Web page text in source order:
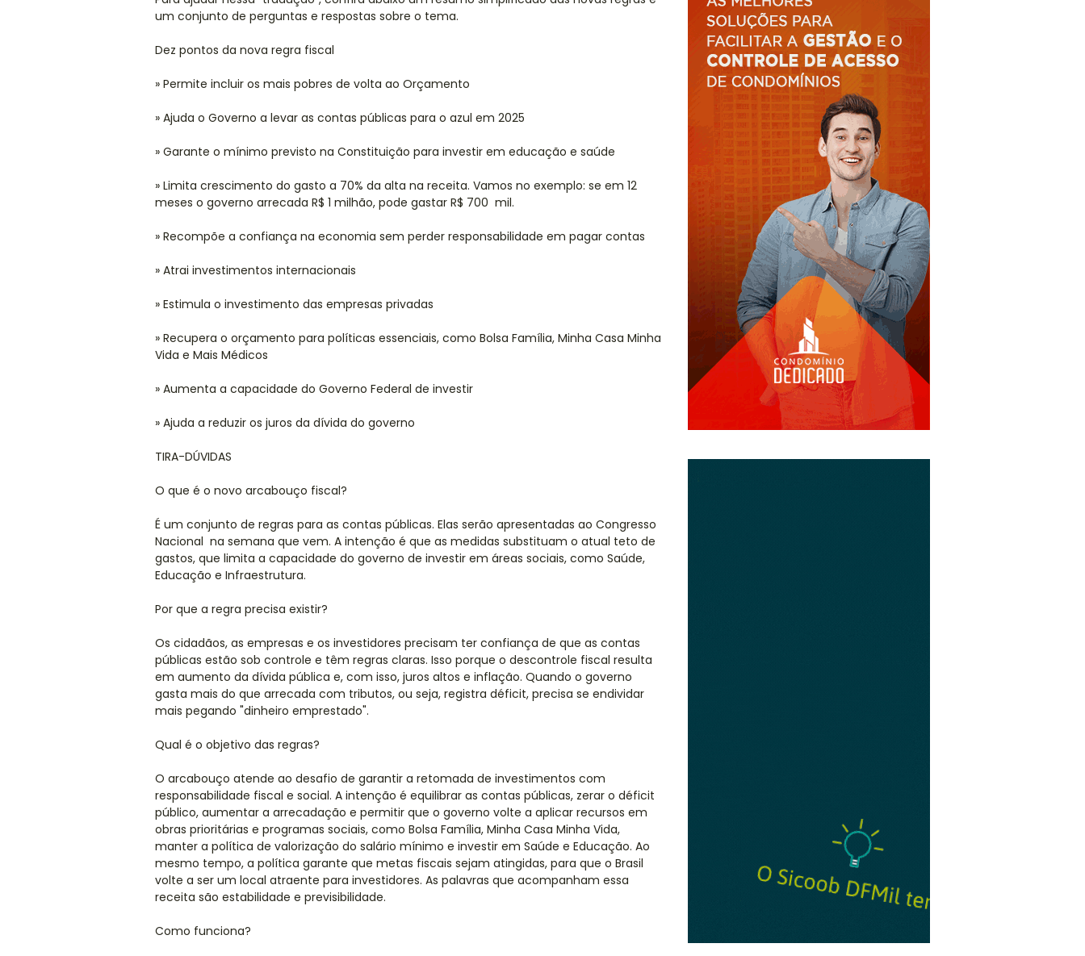
um conjunto de perguntas e respostas sobre o tema.
Dez pontos da nova regra fiscal
» Permite incluir os mais pobres de volta ao Orçamento
» Ajuda o Governo a levar as contas públicas para o azul em 2025
» Garante o mínimo previsto na Constituição para investir em educação e saúde
» Limita crescimento do gasto a 70% da alta na receita. Vamos no exemplo: se em 12
meses o governo arrecada R$ 1 milhão, pode gastar R$ 700 mil.
» Recompõe a confiança na economia sem perder responsabilidade em pagar contas
» Atrai investimentos internacionais
» Estimula o investimento das empresas privadas
» Recupera o orçamento para políticas essenciais, como Bolsa Família, Minha Casa Minha
Vida e Mais Médicos
» Aumenta a capacidade do Governo Federal de investir
» Ajuda a reduzir os juros da dívida do governo
TIRA-DÚVIDAS
O que é o novo arcabouço fiscal?
É um conjunto de regras para as contas públicas. Elas serão apresentadas ao Congresso
Nacional na semana que vem. A intenção é que as medidas substituam o atual teto de
gastos, que limita a capacidade do governo de investir em áreas sociais, como Saúde,
Educação e Infraestrutura.
Por que a regra precisa existir?
Os cidadãos, as empresas e os investidores precisam ter confiança de que as contas
públicas estão sob controle e têm regras claras. Isso porque o descontrole fiscal resulta
em aumento da dívida pública e, com isso, juros altos e inflação. Quando o governo
gasta mais do que arrecada com tributos, ou seja, registra déficit, precisa se endividar
mais pegando "dinheiro emprestado".
Qual é o objetivo das regras?
O arcabouço atende ao desafio de garantir a retomada de investimentos com
responsabilidade fiscal e social. A intenção é equilibrar as contas públicas, zerar o déficit
público, aumentar a arrecadação e permitir que o governo volte a aplicar recursos em
obras prioritárias e programas sociais, como Bolsa Família, Minha Casa Minha Vida,
manter a política de valorização do salário mínimo e investir em Saúde e Educação. Ao
mesmo tempo, a política garante que metas fiscais sejam atingidas, para que o Brasil
volte a ser um local atraente para investidores. As palavras que acompanham essa
receita são estabilidade e previsibilidade.
Como funciona?